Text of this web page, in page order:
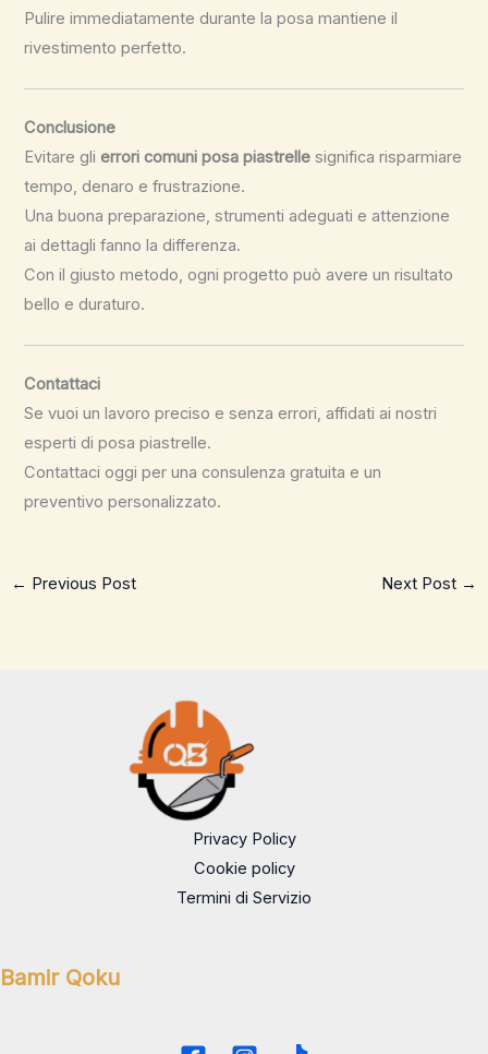
Pulire immediatamente durante la posa mantiene il
rivestimento perfetto.
Conclusione
Evitare glierrori comuni posa piastrelle significa risparmiare
tempo, denaro e frustrazione.
Una buona preparazione, strumenti adeguati e attenzione
ai dettagli fanno la differenza.
Con il giusto metodo, ogni progetto può avere un risultato
bello e duraturo.
Contattaci
Se vuoi un lavoro preciso e senza errori, affidati ai nostri
esperti di posa piastrelle.
Contattaci oggi per una consulenza gratuita e un
preventivo personalizzato.
← Previous Post Next Post →
Privacy Policy
Cookie policy
Termini di Servizio
Bamir Qoku